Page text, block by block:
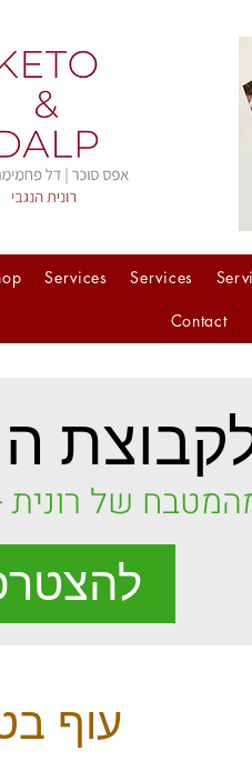
Services
Services
Contact
של רונית
עוף